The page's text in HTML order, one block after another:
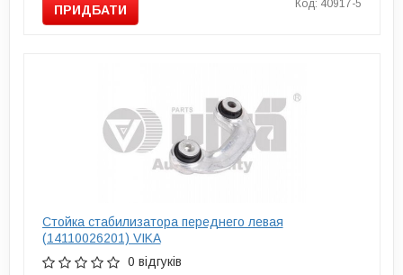
ПРИДБАТИ Код: 40917-5
Стойка стабилизатора переднего левая
(14110026201) VIKA
0 відгуків